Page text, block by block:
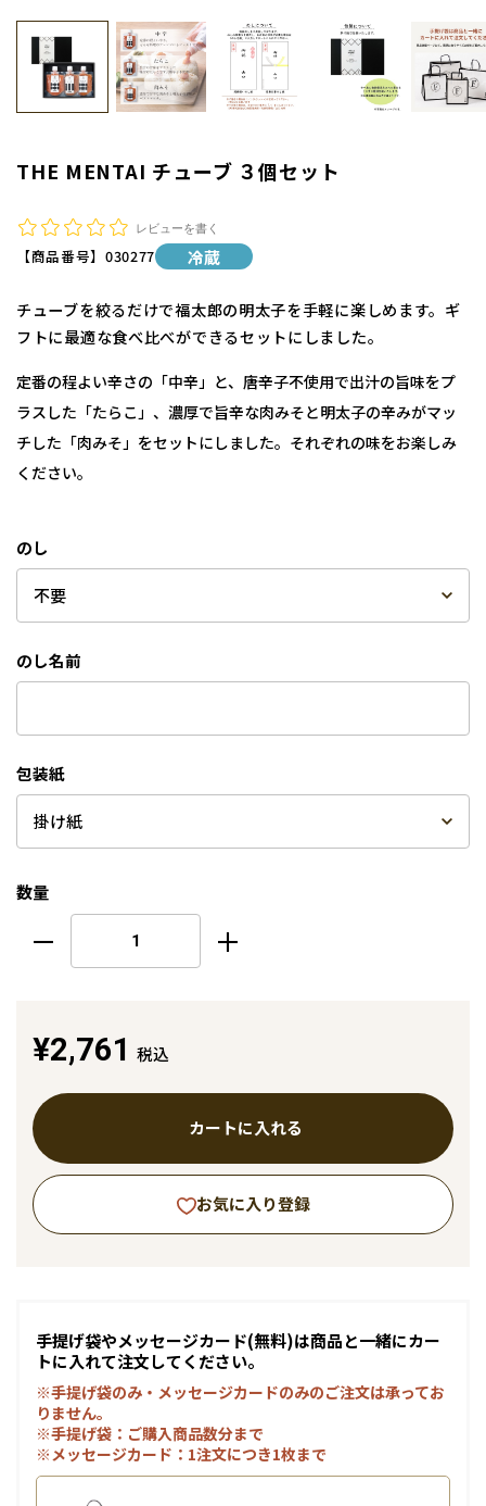
THE MENTAI チューブ ３個セット
レビューを書く
【商品番号】 030277 冷蔵
チューブを絞るだけで福太郎の明太子を手軽に楽しめます。ギ
フトに最適な食べ比べができるセットにしました。
定番の程よい辛さの「中辛」と、唐辛子不使用で出汁の旨味をプ
ラスした「たらこ」、濃厚で旨辛な肉みそと明太子の辛みがマッ
チした「肉みそ」をセットにしました。それぞれの味をお楽しみ
ください。
のし
のし名前
包装紙
数量
¥2,761 税込
カートに入れる
お気に入り登録
手提げ袋やメッセージカード(無料)は商品と一緒にカー
トに入れて注文してください。
※手提げ袋のみ・メッセージカードのみのご注文は承ってお
りません。
※手提げ袋：ご購入商品数分まで
※メッセージカード：1注文につき1枚まで